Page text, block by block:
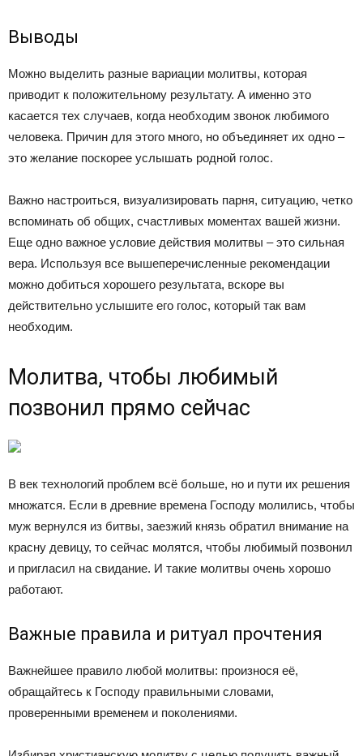
Выводы
Можно выделить разные вариации молитвы, которая
приводит к положительному результату. А именно это
касается тех случаев, когда необходим звонок любимого
человека. Причин для этого много, но объединяет их одно –
это желание поскорее услышать родной голос.
Важно настроиться, визуализировать парня, ситуацию, четко
вспоминать об общих, счастливых моментах вашей жизни.
Еще одно важное условие действия молитвы – это сильная
вера. Используя все вышеперечисленные рекомендации
можно добиться хорошего результата, вскоре вы
действительно услышите его голос, который так вам
необходим.
Молитва, чтобы любимый
позвонил прямо сейчас
В век технологий проблем всё больше, но и пути их решения
множатся. Если в древние времена Господу молились, чтобы
муж вернулся из битвы, заезжий князь обратил внимание на
красну девицу, то сейчас молятся, чтобы любимый позвонил
и пригласил на свидание. И такие молитвы очень хорошо
работают.
Важные правила и ритуал прочтения
Важнейшее правило любой молитвы: произнося её,
обращайтесь к Господу правильными словами,
проверенными временем и поколениями.